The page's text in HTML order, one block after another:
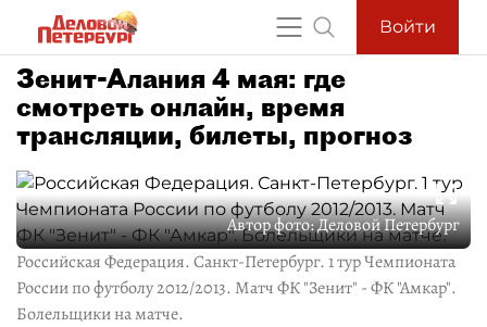
Войти
Зенит-Алания 4 мая: где
смотреть онлайн, время
трансляции, билеты, прогноз
Автор фото:Деловой Петербург
Российская Федерация. Санкт-Петербург. 1 тур Чемпионата
России по футболу 2012/2013. Матч ФК "Зенит" - ФК "Амкар".
Болельщики на матче.